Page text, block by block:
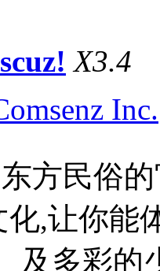
X3.4
Inc.
方民俗
,让你能
及多彩的